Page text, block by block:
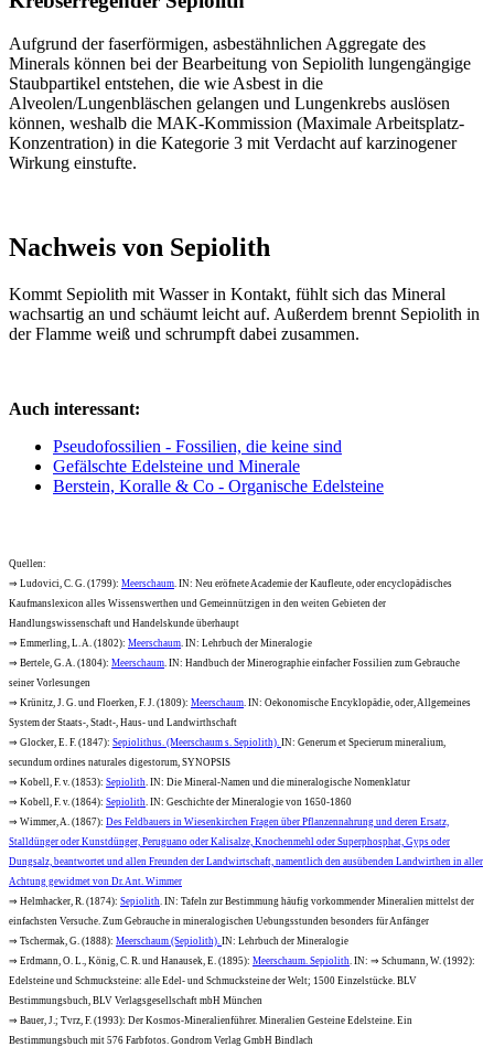
Aufgrund der faserförmigen, asbestähnlichen Aggregate des
Minerals können bei der Bearbeitung von Sepiolith lungengängige
Staubpartikel entstehen, die wie Asbest in die
Alveolen/Lungenbläschen gelangen und Lungenkrebs auslösen
können, weshalb die MAK-Kommission (Maximale Arbeitsplatz-
Konzentration) in die Kategorie 3 mit Verdacht auf karzinogener
Wirkung einstufte.
Nachweis von Sepiolith
Kommt Sepiolith mit Wasser in Kontakt, fühlt sich das Mineral
wachsartig an und schäumt leicht auf. Außerdem brennt Sepiolith in
der Flamme weiß und schrumpft dabei zusammen.
Auch interessant:
Pseudofossilien - Fossilien, die keine sind
Gefälschte Edelsteine und Minerale
Berstein, Koralle & Co - Organische Edelsteine
Quellen:
⇒ Ludovici, C. G. (1799): Meerschaum . IN: Neu eröfnete Academie der Kaufleute, oder encyclopädisches
Kaufmanslexicon alles Wissenswerthen und Gemeinnützigen in den weiten Gebieten der
Handlungswissenschaft und Handelskunde überhaupt
⇒ Emmerling, L. A. (1802): Meerschaum . IN: Lehrbuch der Mineralogie
⇒ Bertele, G. A. (1804): Meerschaum . IN: Handbuch der Minerographie einfacher Fossilien zum Gebrauche
seiner Vorlesungen
⇒ Krünitz, J. G. und Floerken, F. J. (1809): Meerschaum . IN: Oekonomische Encyklopädie, oder, Allgemeines
System der Staats-, Stadt-, Haus- und Landwirthschaft
⇒ Glocker, E. F. (1847): Sepiolithus. (Meerschaum s. Sepiolith). IN: Generum et Specierum mineralium,
secundum ordines naturales digestorum, SYNOPSIS
⇒ Kobell, F. v. (1853): Sepiolith . IN: Die Mineral-Namen und die mineralogische Nomenklatur
⇒ Kobell, F. v. (1864): Sepiolith . IN: Geschichte der Mineralogie von 1650-1860
⇒ Wimmer, A. (1867): Des Feldbauers in Wiesenkirchen Fragen über Pflanzennahrung und deren Ersatz,
Stalldünger oder Kunstdünger, Peruguano oder Kalisalze, Knochenmehl oder Superphosphat, Gyps oder
Dungsalz, beantwortet und allen Freunden der Landwirtschaft, namentlich den ausübenden Landwirthen in aller
Achtung gewidmet von Dr. Ant. Wimmer
⇒ Helmhacker, R. (1874): Sepiolith . IN: Tafeln zur Bestimmung häufig vorkommender Mineralien mittelst der
einfachsten Versuche. Zum Gebrauche in mineralogischen Uebungsstunden besonders für Anfänger
⇒ Tschermak, G. (1888): Meerschaum (Sepiolith). IN: Lehrbuch der Mineralogie
⇒ Erdmann, O. L., König, C. R. und Hanausek, E. (1895): Meerschaum. Sepiolith . IN: ⇒ Schumann, W. (1992):
Edelsteine und Schmucksteine: alle Edel- und Schmucksteine der Welt; 1500 Einzelstücke. BLV
Bestimmungsbuch, BLV Verlagsgesellschaft mbH München
⇒ Bauer, J.; Tvrz, F. (1993): Der Kosmos-Mineralienführer. Mineralien Gesteine Edelsteine. Ein
Bestimmungsbuch mit 576 Farbfotos. Gondrom Verlag GmbH Bindlach